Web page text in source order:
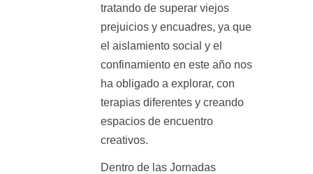
tratando de superar viejos
prejuicios y encuadres, ya que
el aislamiento social y el
confinamiento en este año nos
ha obligado a explorar, con
terapias diferentes y creando
espacios de encuentro
creativos.
Dentro de las Jornadas